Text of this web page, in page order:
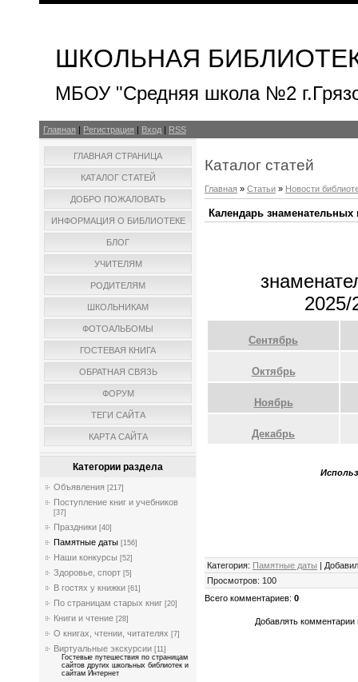
ШКОЛЬНАЯ
МБОУ "Средняя школа №2
Главная Регистрация Вход RSS
ГЛАВНАЯ СТРАНИЦА
КАТАЛОГ СТАТЕЙ
ДОБРО ПОЖАЛОВАТЬ
ИНФОРМАЦИЯ О БИБЛИОТЕКЕ
БЛОГ
УЧИТЕЛЯМ
РОДИТЕЛЯМ
ШКОЛЬНИКАМ
ФОТОАЛЬБОМЫ
ГОСТЕВАЯ КНИГА
ОБРАТНАЯ СВЯЗЬ
ФОРУМ
ТЕГИ САЙТА
КАРТА САЙТА
Категории раздела
Объявления [217]
Поступление книг и учебников
[37]
Праздники [40]
Памятные даты [156]
Наши конкурсы [52]
Здоровье, спорт [5]
В гостях у книжки [61]
По страницам старых книг [20]
Книги и чтение [28]
О книгах, чтении, читателях [7]
Виртуальные экскурсии [11]
Гостевые путешествия по страницам
сайтов других школьных библиотек и
сайтам Интернет
Каталог статей
Главная » Статьи » Новости
Календарь знаменательных
2025/
Сентябрь
Октябрь
Ноябрь
Декабрь
Категория: Памятные даты | Добавил
Просмотров: 100
Всего комментариев: 0
Добавлять комментарии